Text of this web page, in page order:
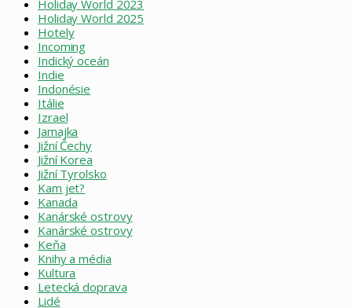
Holiday World 2023
Holiday World 2025
Hotely
Incoming
Indický oceán
Indie
Indonésie
Itálie
Izrael
Jamajka
Jižní Čechy
Jižní Korea
Jižní Tyrolsko
Kam jet?
Kanada
Kanárské ostrovy
Kanárské ostrovy
Keňa
Knihy a média
Kultura
Letecká doprava
Lidé